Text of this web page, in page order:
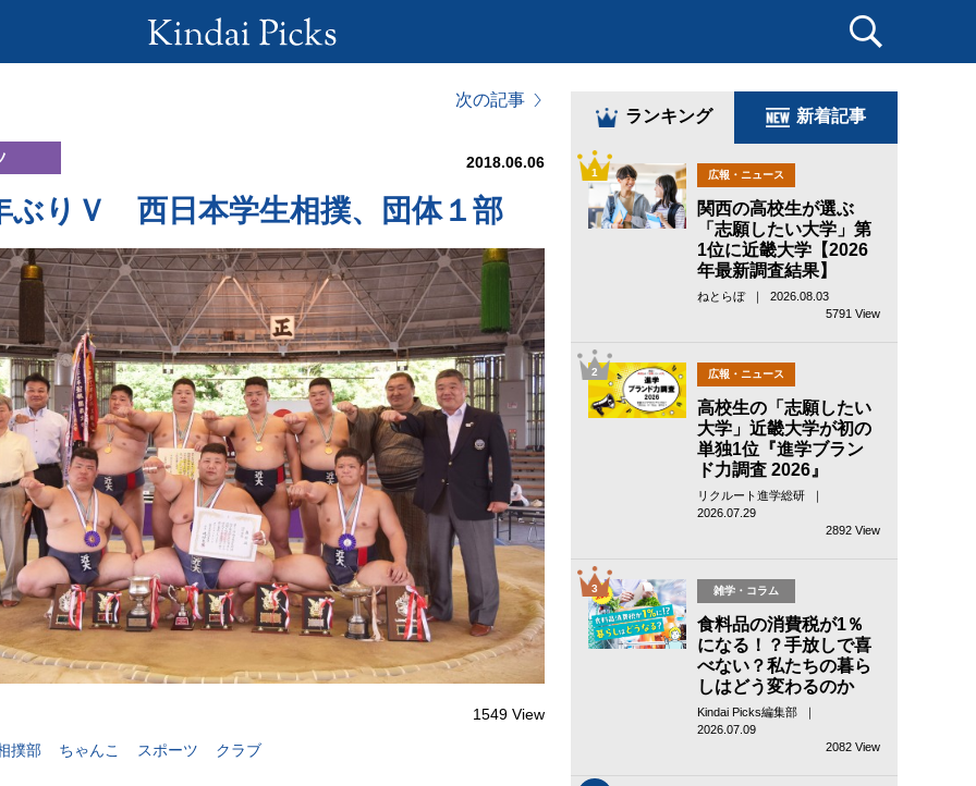
次の記事
2018.06.06
ぶりＶ 西日本学生相撲、団体１部
1549 View
撲部 ちゃんこ スポーツ クラブ
ランキング 新着記事
1 広報・ニュース
関西の高校生が選ぶ
「志願したい大学」第
1位に近畿大学【2026
年最新調査結果】
ねとらぼ ｜ 2026.08.03
5791 View
2 広報・ニュース
高校生の「志願したい
大学」近畿大学が初の
単独1位『進学ブラン
ド力調査 2026』
リクルート進学総研 ｜
2026.07.29
2892 View
3 雑学・コラム
食料品の消費税が1％
になる！？手放しで喜
べない？私たちの暮ら
しはどう変わるのか
Kindai Picks編集部 ｜
2026.07.09
2082 View